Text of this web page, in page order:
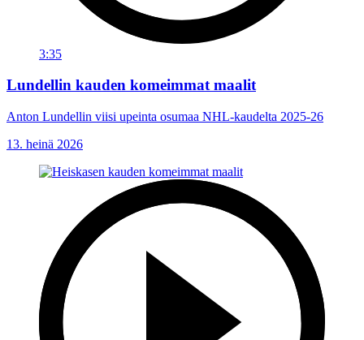
3:35
Lundellin kauden komeimmat maalit
Anton Lundellin viisi upeinta osumaa NHL-kaudelta 2025-26
13. heinä 2026